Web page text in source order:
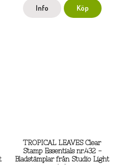
Info Köp
TROPICAL LEAVES Clear
Stamp Essentials nr.432 -
Bladstämplar från Studio Light